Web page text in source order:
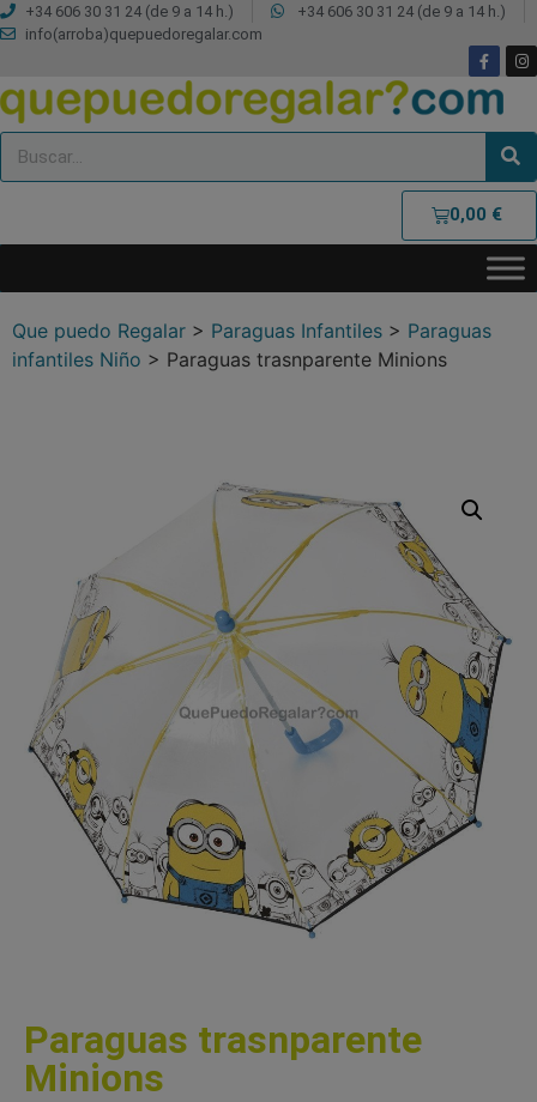
+34 606 30 31 24 (de 9 a 14 h.)
+34 606 30 31 24 (de 9 a 14 h.)
info(arroba)quepuedoregalar.com
0,00 €
Que puedo Regalar > Paraguas Infantiles > Paraguas
infantiles Niño > Paraguas trasnparente Minions
Paraguas trasnparente
Minions